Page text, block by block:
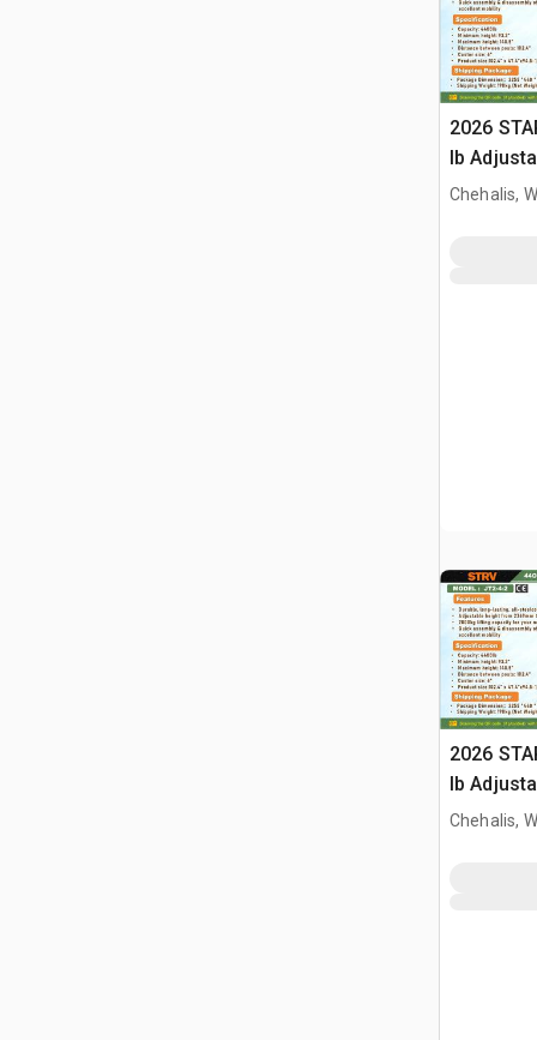
2026
lb
Gantry
Chehalis,
2026
lb
Gantry
Chehalis,